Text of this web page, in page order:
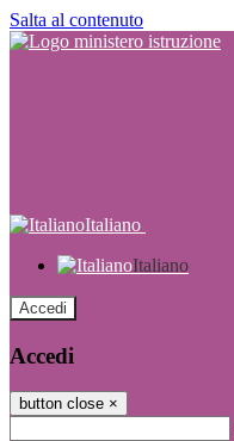
Salta al contenuto
Italiano
Italiano
Accedi
Accedi
button close ×